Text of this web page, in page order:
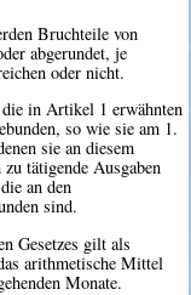
Bruchteile von
abgerundet, je
oder nicht.
in Artikel 1 erwähnten
so wie sie am 1.
sie an diesem
tätigende Ausgaben
an den
sind.
Gesetzes gilt als
arithmetische Mittel
Monate.